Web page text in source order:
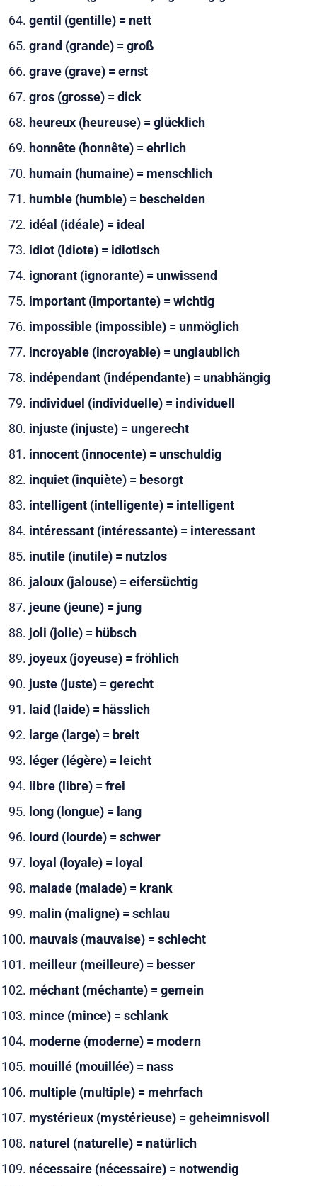
gentil (gentille) = nett
grand (grande) = groß
grave (grave) = ernst
gros (grosse) = dick
heureux (heureuse) = glücklich
honnête (honnête) = ehrlich
humain (humaine) = menschlich
humble (humble) = bescheiden
idéal (idéale) = ideal
idiot (idiote) = idiotisch
ignorant (ignorante) = unwissend
important (importante) = wichtig
impossible (impossible) = unmöglich
incroyable (incroyable) = unglaublich
indépendant (indépendante) = unabhängig
individuel (individuelle) = individuell
injuste (injuste) = ungerecht
innocent (innocente) = unschuldig
inquiet (inquiète) = besorgt
intelligent (intelligente) = intelligent
intéressant (intéressante) = interessant
inutile (inutile) = nutzlos
jaloux (jalouse) = eifersüchtig
jeune (jeune) = jung
joli (jolie) = hübsch
joyeux (joyeuse) = fröhlich
juste (juste) = gerecht
laid (laide) = hässlich
large (large) = breit
léger (légère) = leicht
libre (libre) = frei
long (longue) = lang
lourd (lourde) = schwer
loyal (loyale) = loyal
malade (malade) = krank
malin (maligne) = schlau
mauvais (mauvaise) = schlecht
meilleur (meilleure) = besser
méchant (méchante) = gemein
mince (mince) = schlank
moderne (moderne) = modern
mouillé (mouillée) = nass
multiple (multiple) = mehrfach
mystérieux (mystérieuse) = geheimnisvoll
naturel (naturelle) = natürlich
nécessaire (nécessaire) = notwendig